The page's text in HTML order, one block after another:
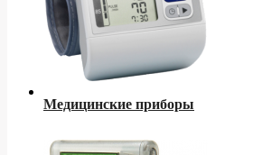
Медицинские приборы